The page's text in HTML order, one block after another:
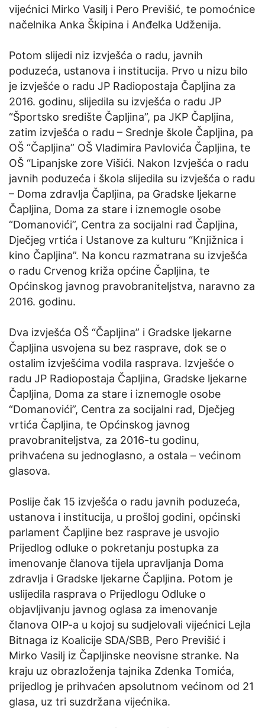
vijećnici Mirko Vasilj i Pero Previšić, te pomoćnice
načelnika Anka Škipina i Anđelka Udženija.
Potom slijedi niz izvješća o radu, javnih
poduzeća, ustanova i institucija. Prvo u nizu bilo
je izvješće o radu JP Radiopostaja Čapljina za
2016. godinu, slijedila su izvješća o radu JP
“Športsko središte Čapljina”, pa JKP Čapljina,
zatim izvješća o radu – Srednje škole Čapljina, pa
OŠ “Čapljina” OŠ Vladimira Pavlovića Čapljina, te
OŠ “Lipanjske zore Višići. Nakon Izvješća o radu
javnih poduzeća i škola slijedila su izvješća o radu
– Doma zdravlja Čapljina, pa Gradske ljekarne
Čapljina, Doma za stare i iznemogle osobe
“Domanovići”, Centra za socijalni rad Čapljina,
Dječjeg vrtića i Ustanove za kulturu “Knjižnica i
kino Čapljina”. Na koncu razmatrana su izvješća
o radu Crvenog križa općine Čapljina, te
Općinskog javnog pravobraniteljstva, naravno za
2016. godinu.
Dva izvješća OŠ “Čapljina” i Gradske ljekarne
Čapljina usvojena su bez rasprave, dok se o
ostalim izvješćima vodila rasprava. Izvješće o
radu JP Radiopostaja Čapljina, Gradske ljekarne
Čapljina, Doma za stare i iznemogle osobe
“Domanovići”, Centra za socijalni rad, Dječjeg
vrtića Čapljina, te Općinskog javnog
pravobraniteljstva, za 2016-tu godinu,
prihvaćena su jednoglasno, a ostala – većinom
glasova.
Poslije čak 15 izvješća o radu javnih poduzeća,
ustanova i institucija, u prošloj godini, općinski
parlament Čapljine bez rasprave je usvojio
Prijedlog odluke o pokretanju postupka za
imenovanje članova tijela upravljanja Doma
zdravlja i Gradske ljekarne Čapljina. Potom je
uslijedila rasprava o Prijedlogu Odluke o
objavljivanju javnog oglasa za imenovanje
članova OIP-a u kojoj su sudjelovali vijećnici Lejla
Bitnaga iz Koalicije SDA/SBB, Pero Previšić i
Mirko Vasilj iz Čapljinske neovisne stranke. Na
kraju uz obrazloženja tajnika Zdenka Tomića,
prijedlog je prihvaćen apsolutnom većinom od 21
glasa, uz tri suzdržana vijećnika.